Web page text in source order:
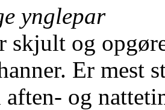
ynglepar
skjult og
Er
og